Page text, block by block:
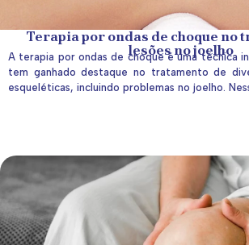
Terapia por ondas de choque no
lesões no joelho
A terapia por ondas de choque é uma técnica
tem ganhado destaque no tratamento de
esqueléticas, incluindo problemas no joelho.